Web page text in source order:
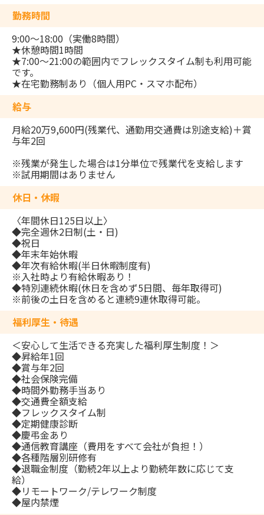
勤務時間
9:00～18:00（実働8時間）
★休憩時間1時間
★7:00～21:00の範囲内でフレックスタイム制も利用可能
です。
★在宅勤務制あり（個人用PC・スマホ配布）
給与
月給20万9,600円(残業代、通勤用交通費は別途支給)＋賞
与年2回
※残業が発生した場合は1分単位で残業代を支給します
※試用期間はありません
休日・休暇
〈年間休日125日以上〉
◆完全週休2日制(土・日)
◆祝日
◆年末年始休暇
◆年次有給休暇(半日休暇制度有)
※入社時より有給休暇あり！
◆特別連続休暇(休日を含めず5日間、毎年取得可)
※前後の土日を含めると連続9連休取得可能。
福利厚生・待遇
＜安心して生活できる充実した福利厚生制度！＞
◆昇給年1回
◆賞与年2回
◆社会保険完備
◆時間外勤務手当あり
◆交通費全額支給
◆フレックスタイム制
◆定期健康診断
◆慶弔金あり
◆通信教育講座（費用をすべて会社が負担！）
◆各種階層別研修有
◆退職金制度（勤続2年以上より勤続年数に応じて支
給）
◆リモートワーク/テレワーク制度
◆屋内禁煙